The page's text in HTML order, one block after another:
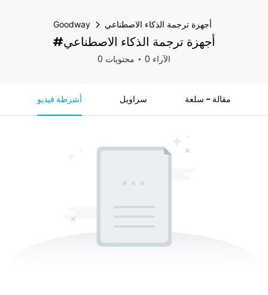
Goodway أجهزة ترجمة الذكاء الاصطناعي
#أجهزة ترجمة الذكاء الاصطناعي
0 محتويات 0 الآراء
أشرطة فيديو سراويل مقالة - سلعة